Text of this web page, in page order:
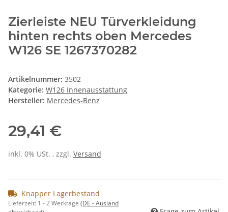
Zierleiste NEU Türverkleidung
hinten rechts oben Mercedes
W126 SE 1267370282
Artikelnummer: 3502
Kategorie: W126 Innenausstattung
Hersteller: Mercedes-Benz
29,41 €
inkl. 0% USt. , zzgl. Versand
Knapper Lagerbestand
Lieferzeit: 1 - 2 Werktage (DE - Ausland